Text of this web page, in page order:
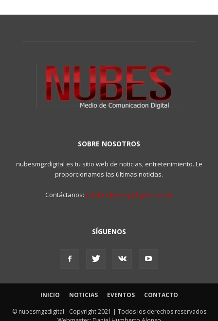
SOBRE NOSOTROS
nubesmgzdigital es tu sitio web de noticias, entretenimiento. Le
proporcionamos las últimas noticias.
Contáctanos: info@nubesmgzdigital.com.ar
SÍGUENOS
INICIO NOTICIAS EVENTOS
CONTACTO
© nubesmgzdigital - Copyright 2021 | Todos los derechos reservados